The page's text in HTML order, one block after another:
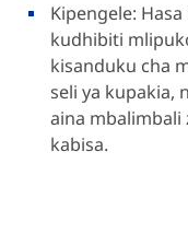
Kipengele:
kudhibiti
kisanduku cha
seli ya kupakia,
aina mbalimbali
kabisa.